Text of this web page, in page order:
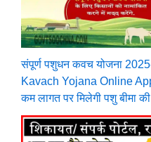
संपूर्ण पशुधन कवच योजना
Kavach Yojana Online
कम लागत पर मिलेगी पशु बीमा